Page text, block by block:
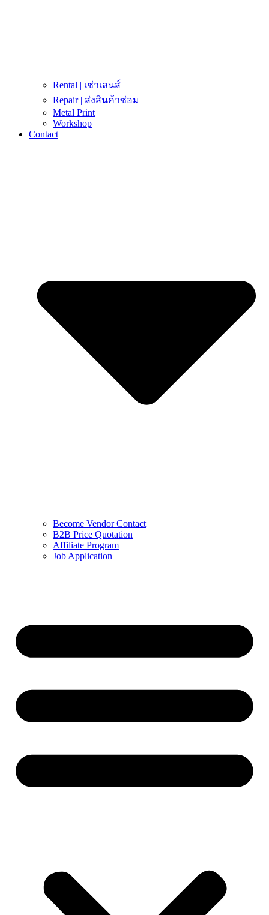
Rental | เช่าเลนส์
Repair | ส่งสินค้าซ่อม
Metal Print
Workshop
Contact
Become Vendor Contact
B2B Price Quotation
Affiliate Program
Job Application